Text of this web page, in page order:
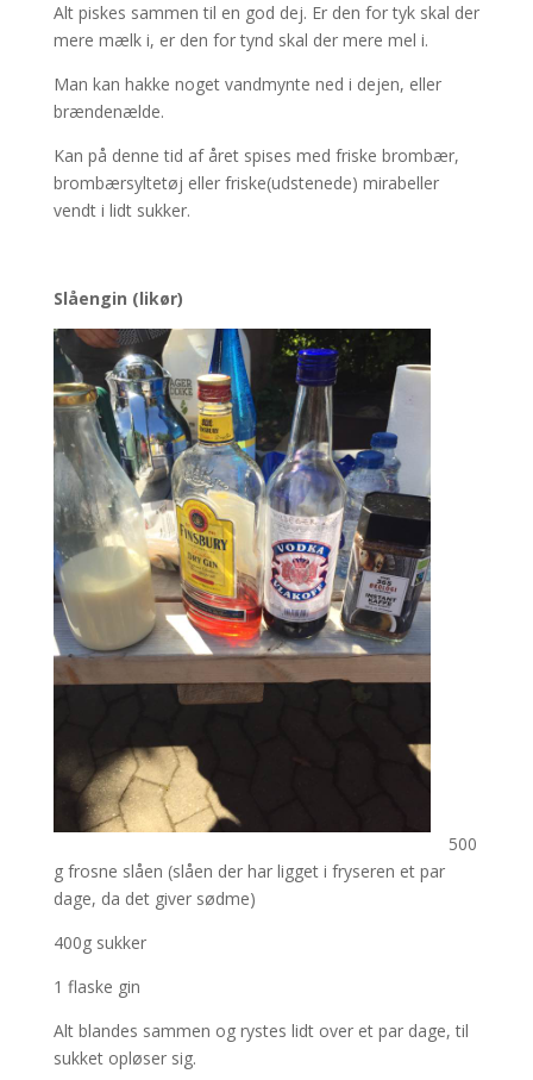
Alt piskes sammen til en god dej. Er den for tyk skal der
mere mælk i, er den for tynd skal der mere mel i.
Man kan hakke noget vandmynte ned i dejen, eller
brændenælde.
Kan på denne tid af året spises med friske brombær,
brombærsyltetøj eller friske(udstenede) mirabeller
vendt i lidt sukker.
Slåengin (likør)
500
g frosne slåen (slåen der har ligget i fryseren et par
dage, da det giver sødme)
400g sukker
1 flaske gin
Alt blandes sammen og rystes lidt over et par dage, til
sukket opløser sig.